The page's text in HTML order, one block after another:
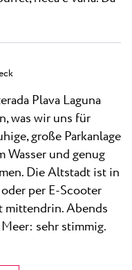
Plava Laguna
was wir uns für
große Parkanlage
Wasser und genug
Die Altstadt ist in
per E-Scooter
mittendrin. Abends
sehr stimmig.